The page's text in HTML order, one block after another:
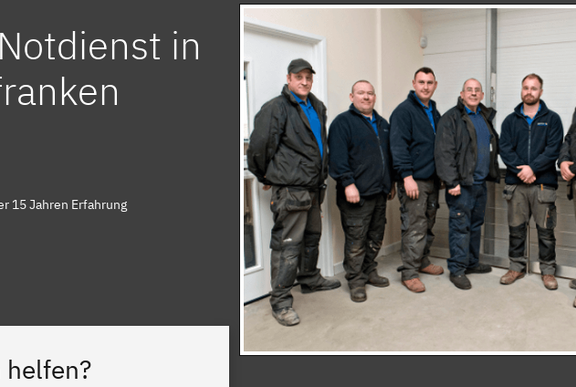
in
15 Jahren Erfahrung